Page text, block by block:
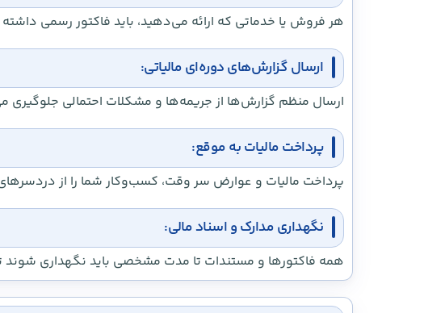
هر فروش یا خدماتی که ارائه می‌دهید، باید فاکتور رسمی
ارسال گزارش‌های دوره‌ای مالیاتی:
ارسال منظم گزارش‌ها از جریمه‌ها و مشکلات احتمالی جلوگیری
پرداخت مالیات به موقع:
پرداخت مالیات و عوارض سر وقت، کسب‌وکار شما را از
نگهداری مدارک و اسناد مالی:
همه فاکتورها و مستندات تا مدت مشخصی باید نگهداری شوند تا